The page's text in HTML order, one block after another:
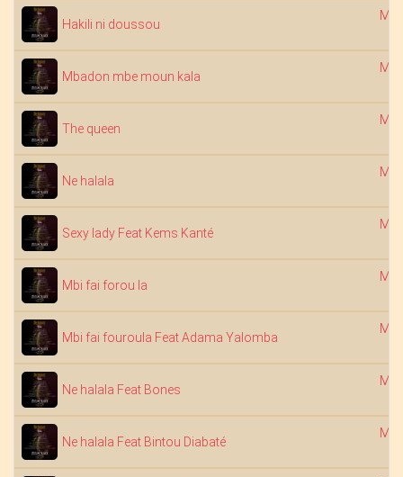
Hakili ni doussou
Mbadon mbe moun kala
The queen
Ne halala
Sexy lady Feat Kems Kanté
Mbi fai forou la
Mbi fai fouroula Feat Adama Yalomba
Ne halala Feat Bones
Ne halala Feat Bintou Diabaté